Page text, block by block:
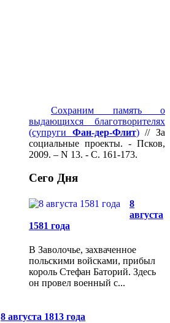
Сохраним память о
выдающихся благотворителях
(супруги Фан-дер-Флит)// За
социальные проекты. - Псков,
2009. – N 13. - С. 161-173.
Сего Дня
8
августа
1581 года
В Заволочье, захваченное
польскими войсками, прибыл
король Стефан Баторий. Здесь
он провел военный с...
8 августа 1813 года